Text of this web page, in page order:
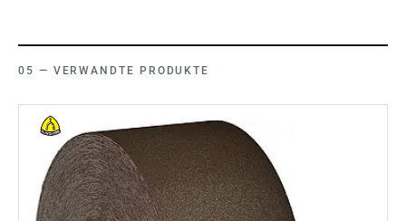
VERWANDTE PRODUKTE